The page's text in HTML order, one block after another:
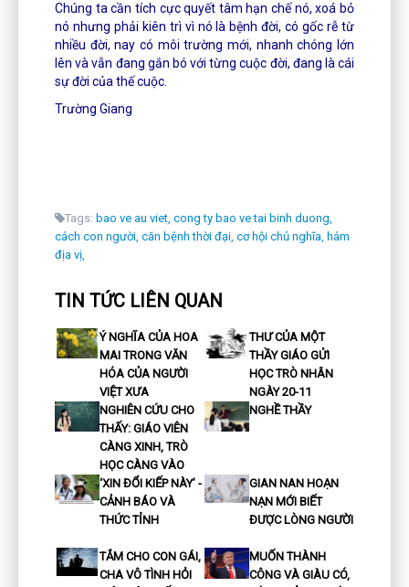
Chúng ta cần tích cực quyết tâm hạn chế nó, xoá bỏ
nó nhưng phải kiên trì vì nó là bệnh đời, có gốc rễ từ
nhiều đời, nay có môi trường mới, nhanh chóng lớn
lên và vẫn đang gắn bó với từng cuộc đời, đang là cái
sự đời của thế cuộc.
Trường Giang
Tags: bao ve au viet, cong ty bao ve tai binh duong,
cách con người, căn bệnh thời đại, cơ hội chủ nghĩa, hám
địa vị,
TIN TỨC LIÊN QUAN
Ý NGHĨA CỦA HOA
MAI TRONG VĂN
HÓA CỦA NGƯỜI
VIỆT XƯA
THƯ CỦA MỘT
THẦY GIÁO GỬI
HỌC TRÒ NHÂN
NGÀY 20-11
NGHIÊN CỨU CHO
THẤY: GIÁO VIÊN
CÀNG XINH, TRÒ
HỌC CÀNG VÀO
NGHỀ THẦY
‘XIN ĐỔI KIẾP NÀY’ -
CẢNH BÁO VÀ
THỨC TỈNH
GIAN NAN HOẠN
NẠN MỚI BIẾT
ĐƯỢC LÒNG NGƯỜI
TẮM CHO CON GÁI,
CHA VÔ TÌNH HỎI
MUỐN THÀNH
CÔNG VÀ GIÀU CÓ,